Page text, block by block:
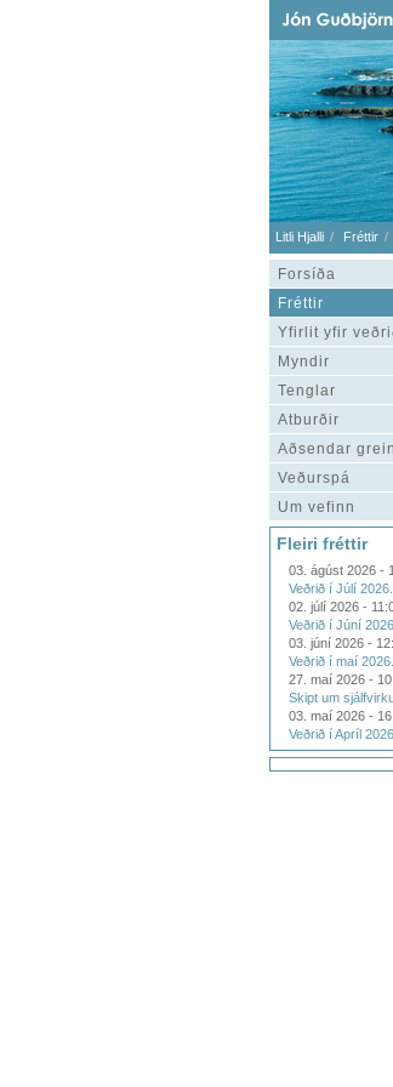
Litli Hjalli Fréttir
Forsíða
Fréttir
Yfirlit yfir
Myndir
Tenglar
Atburðir
Aðsendar
Veðurspá
Um vefinn
Fleiri fréttir
03. ágúst 2026 -
Veðrið í Júlí 2026.
02. júlí 2026 -
Veðrið í Júní 2026.
03. júní 2026 -
Veðrið í maí 2026.
27. maí 2026 -
Skipt um
03. maí 2026 -
Veðrið í Apríl 2026.